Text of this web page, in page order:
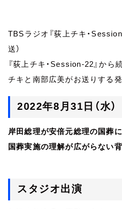
TBSラジオ『荻上チキ・
送）
『荻上チキ・Session-22』から
チキと南部広美がお送りする
2022年8月31日（水
岸田総理が安倍元総理の国葬
国葬実施の理解が広がらない
スタジオ出演